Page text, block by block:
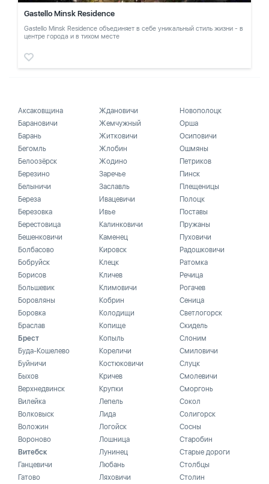
Gastello Minsk Residence
Gastello Minsk Residence объединяет в себе уникальный стиль жизни - в
центре города и в тихом месте
Аксаковщина
Барановичи
Барань
Бегомль
Белоозёрск
Березино
Белыничи
Береза
Березовка
Берестовица
Бешенковичи
Болбасово
Бобруйск
Борисов
Большевик
Боровляны
Боровка
Браслав
Брест
Буда-Кошелево
Буйничи
Быхов
Верхнедвинск
Вилейка
Волковыск
Воложин
Вороново
Витебск
Ганцевичи
Гатово
Ждановичи
Жемчужный
Житковичи
Жлобин
Жодино
Заречье
Заславль
Ивацевичи
Ивье
Калинковичи
Каменец
Кировск
Клецк
Кличев
Климовичи
Кобрин
Колодищи
Копище
Копыль
Кореличи
Костюковичи
Кричев
Крупки
Лепель
Лида
Логойск
Лошница
Лунинец
Любань
Ляховичи
Новополоцк
Орша
Осиповичи
Ошмяны
Петриков
Пинск
Плещеницы
Полоцк
Поставы
Пружаны
Пуховичи
Радошковичи
Ратомка
Речица
Рогачев
Сеница
Светлогорск
Скидель
Слоним
Смиловичи
Слуцк
Смолевичи
Сморгонь
Сокол
Солигорск
Сосны
Старобин
Старые дороги
Столбцы
Столин